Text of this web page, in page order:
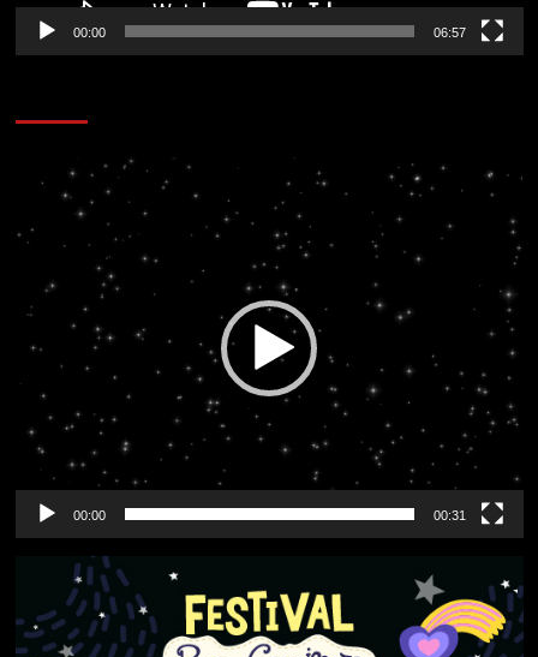
00:00 06:57
Reproductor
vídeo
00:00 00:31